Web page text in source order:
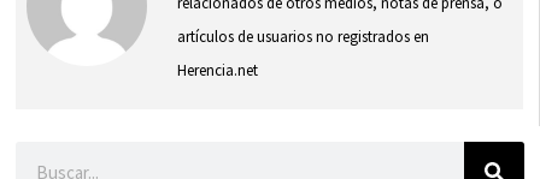
artículos de usuarios no registrados en
Herencia.net